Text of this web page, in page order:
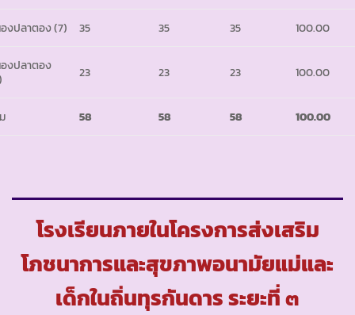
งปลาตอง (7) 35 35 35 100.00
งปลาตอง
23 23 23 100.00
58 58 58 100.00
โรงเรียนภายในโครงการส่งเสริม
โภชนาการและสุขภาพอนามัยแม่และ
เด็กในถิ่นทุรกันดาร ระยะที่ ๓